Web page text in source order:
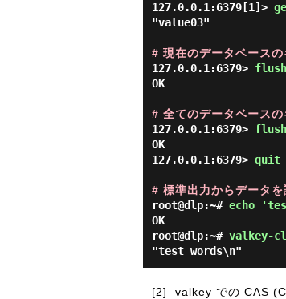
127.0.0.1:6379[1]>
"value03"
# 現在のデータベース
127.0.0.1:6379>
OK
# 全てのデータベース
127.0.0.1:6379>
OK
127.0.0.1:6379> quit
# 標準出力からデータ
root@dlp:~# echo
OK
root@dlp:~# valkey-
[2]
valkey での CAS